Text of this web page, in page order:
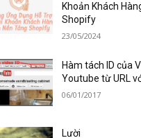
Khoản Khách
Shopify
23/05/2024
Hàm tách ID của
Youtube từ URL
06/01/2017
Lười